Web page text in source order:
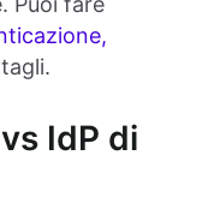
IdP di